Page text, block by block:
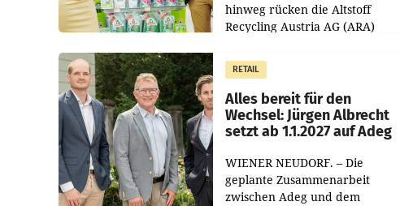
hinweg rücken die Altstoff
Recycling Austria AG (ARA)
Müller die Initiative „Kreislauf-
Helden“ in allen
österreichischen Müller-Filialen
RETAIL
Alles bereit für den
Wechsel: Jürgen Albrecht
setzt ab 1.1.2027 auf Adeg
WIENER NEUDORF. – Die
geplante Zusammenarbeit
zwischen Adeg und dem